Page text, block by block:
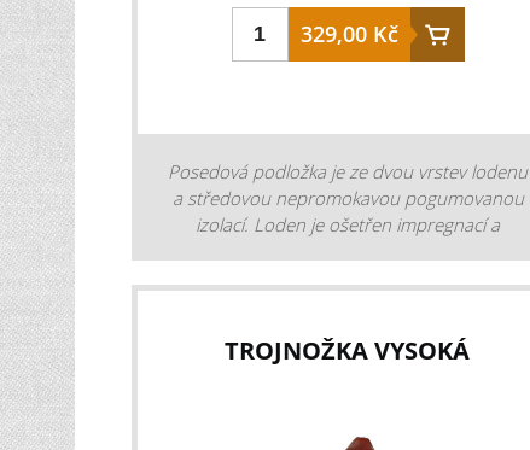
329,00 Kč
Posedová podložka je ze dvou vrstev lodenu
a středovou nepromokavou pogumovanou
izolací. Loden je ošetřen impregnací a
zavěšení. Podložka je z nehlučného materiálu
TROJNOŽKA VYSOKÁ